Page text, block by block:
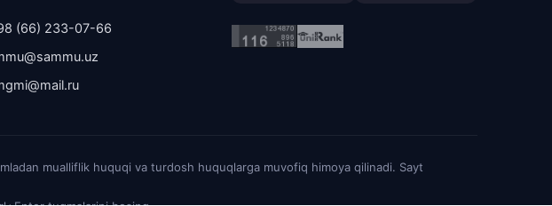
(66) 233-07-66
mualliflik huquqi va turdosh huquqlarga muvofiq himoya qilinadi. Sayt